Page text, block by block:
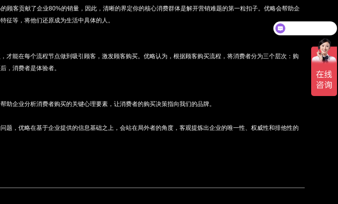
顾客贡献了企业80%的销量，因此，清晰的界定你的核心消费群体是解开营销难题的第一粒扣子。优略会帮助企
征等，将他们还原成为生活中具体的人。
才能在每个流程节点做到吸引顾客，激发顾客购买。优略认为，根据顾客购买流程，将消费者分为三个层次：购
，消费者是体验者。
助企业分析消费者购买的关键心理要素，让消费者的购买决策指向我们的品牌。
题，优略在基于企业提供的信息基础之上，会站在局外者的角度，客观提炼出企业的唯一性、权威性和排他性的